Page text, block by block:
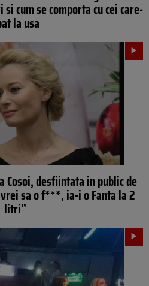
cum se comporta cu cei care-
la usa
Cosoi, desfiintata in public de
sa o f***, ia-i o Fanta la 2
litri”